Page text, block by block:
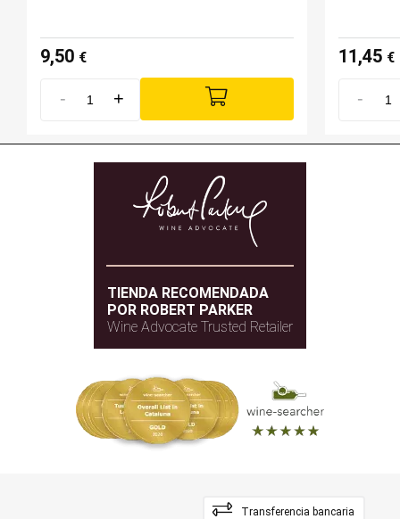
9,50 €
- +
11,45 €
-
TIENDA RECOMENDADA
POR ROBERT PARKER
Wine Advocate Trusted Retailer
Transferencia bancaria